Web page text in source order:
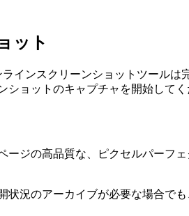
ット
インスクリーンショットツール
ョットのキャプチャを開始してく
ジの高品質な、ピクセルパーフ
況のアーカイブが必要な場合で